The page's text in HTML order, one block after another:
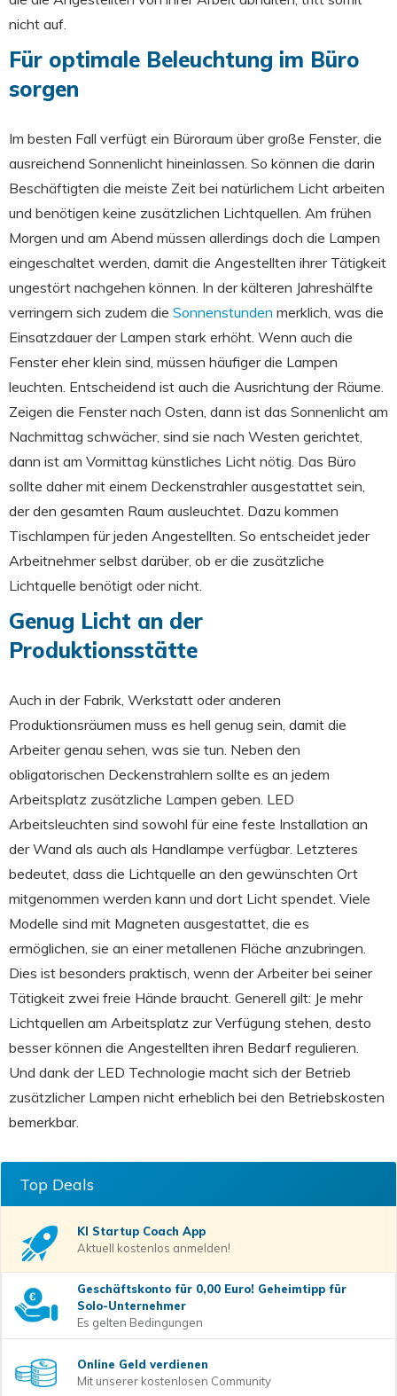
nicht auf.
Für optimale Beleuchtung im Büro
sorgen
Im besten Fall verfügt ein Büroraum über große Fenster, die
ausreichend Sonnenlicht hineinlassen. So können die darin
Beschäftigten die meiste Zeit bei natürlichem Licht arbeiten
und benötigen keine zusätzlichen Lichtquellen. Am frühen
Morgen und am Abend müssen allerdings doch die Lampen
eingeschaltet werden, damit die Angestellten ihrer Tätigkeit
ungestört nachgehen können. In der kälteren Jahreshälfte
verringern sich zudem die Sonnenstunden merklich, was die
Einsatzdauer der Lampen stark erhöht. Wenn auch die
Fenster eher klein sind, müssen häufiger die Lampen
leuchten. Entscheidend ist auch die Ausrichtung der Räume.
Zeigen die Fenster nach Osten, dann ist das Sonnenlicht am
Nachmittag schwächer, sind sie nach Westen gerichtet,
dann ist am Vormittag künstliches Licht nötig. Das Büro
sollte daher mit einem Deckenstrahler ausgestattet sein,
der den gesamten Raum ausleuchtet. Dazu kommen
Tischlampen für jeden Angestellten. So entscheidet jeder
Arbeitnehmer selbst darüber, ob er die zusätzliche
Lichtquelle benötigt oder nicht.
Genug Licht an der
Produktionsstätte
Auch in der Fabrik, Werkstatt oder anderen
Produktionsräumen muss es hell genug sein, damit die
Arbeiter genau sehen, was sie tun. Neben den
obligatorischen Deckenstrahlern sollte es an jedem
Arbeitsplatz zusätzliche Lampen geben. LED
Arbeitsleuchten sind sowohl für eine feste Installation an
der Wand als auch als Handlampe verfügbar. Letzteres
bedeutet, dass die Lichtquelle an den gewünschten Ort
mitgenommen werden kann und dort Licht spendet. Viele
Modelle sind mit Magneten ausgestattet, die es
ermöglichen, sie an einer metallenen Fläche anzubringen.
Dies ist besonders praktisch, wenn der Arbeiter bei seiner
Tätigkeit zwei freie Hände braucht. Generell gilt: Je mehr
Lichtquellen am Arbeitsplatz zur Verfügung stehen, desto
besser können die Angestellten ihren Bedarf regulieren.
Und dank der LED Technologie macht sich der Betrieb
zusätzlicher Lampen nicht erheblich bei den Betriebskosten
bemerkbar.
Top Deals
KI Startup Coach App
Aktuell kostenlos anmelden!
Geschäftskonto für 0,00 Euro! Geheimtipp für
Solo-Unternehmer
Es gelten Bedingungen
Online Geld verdienen
Mit unserer kostenlosen Community